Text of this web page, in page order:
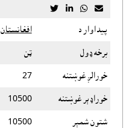
   
پيداوار د افغانستان
برخه ډول ټن
خورالږ غوښتنه 27
خوراډېر غوښتنه 10500
شتون شمېر 10500